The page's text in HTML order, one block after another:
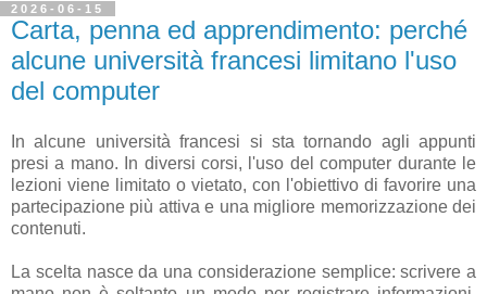
2026-06-15
Carta, penna ed apprendimento: perché
alcune università francesi limitano l'uso
del computer
In alcune università francesi si sta tornando agli appunti
presi a mano. In diversi corsi, l'uso del computer durante le
lezioni viene limitato o vietato, con l'obiettivo di favorire una
partecipazione più attiva e una migliore memorizzazione dei
contenuti.
La scelta nasce da una considerazione semplice: scrivere a